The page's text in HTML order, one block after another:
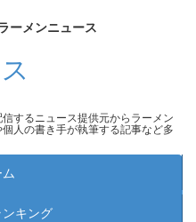
ーメンニュース
するニュース提供元からラーメン
人の書き手が執筆する記事など多
キング